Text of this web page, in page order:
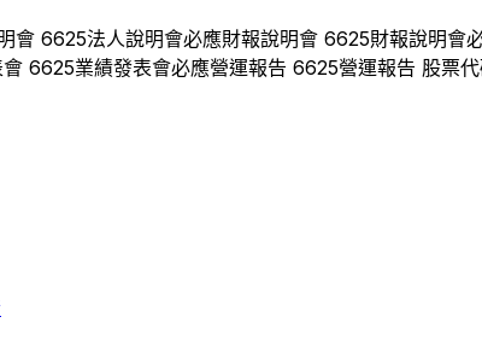
會 6625法人說明會必應財報說明會 6625財報說明會
6625業績發表會必應營運報告 6625營運報告 股票